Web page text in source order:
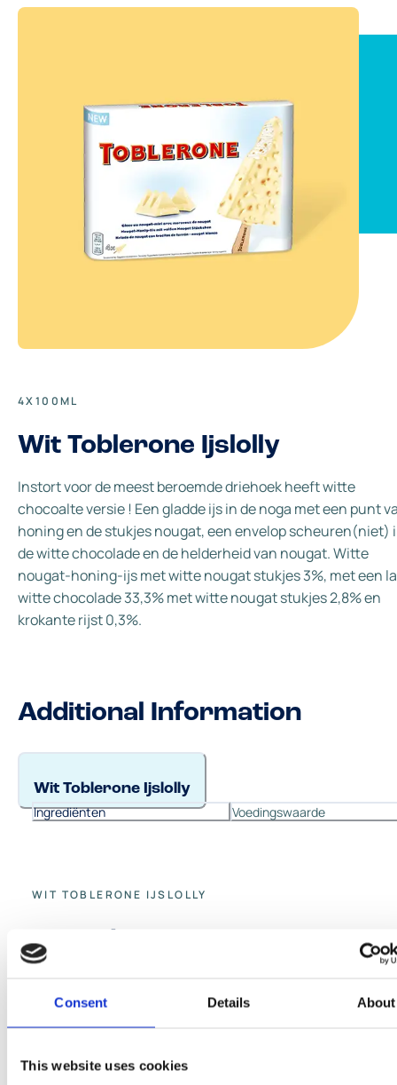
Consent Details About
This website uses cookies
4X100ML
Wit Toblerone Ijslolly
Instort voor de meest beroemde driehoek heeft witte
chocoalte versie ! Een gladde ijs in de noga met een punt
honing en de stukjes nougat, een envelop scheuren(niet)
de witte chocolade en de helderheid van nougat. Witte
nougat-honing-ijs met witte nougat stukjes 3%, met een
witte chocolade 33,3% met witte nougat stukjes 2,8% en
krokante rijst 0,3%.
Additional Information
Wit Toblerone Ijslolly
Ingrediënten Voedingswaarde
WIT TOBLERONE IJSLOLLY
Ingrediënten
gehydrateerd weipoeder (melk), kokosvet, honing 3%,
gemalen amandelen, botervet, magere melkpoeder,
emulgatoren (mono- en diglyceriden van vetzuren,